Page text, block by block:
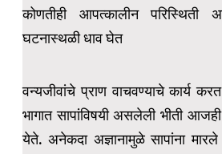
कोणतीही आपत्कालीन परिस्थिती
घटनास्थळी धाव घेत
वन्यजीवांचे प्राण वाचवण्याचे कार्य
भागात सापांविषयी असलेली भीती
येते. अनेकदा अज्ञानामुळे सापांना